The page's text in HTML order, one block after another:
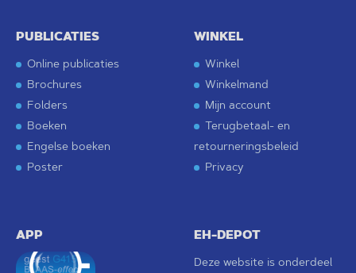
PUBLICATIES
Online publicaties
Brochures
Folders
Boeken
Engelse boeken
Poster
WINKEL
Winkel
Winkelmand
Mijn account
Terugbetaal- en
retourneringsbeleid
Privacy
APP EH-DEPOT
Deze website is onderdeel